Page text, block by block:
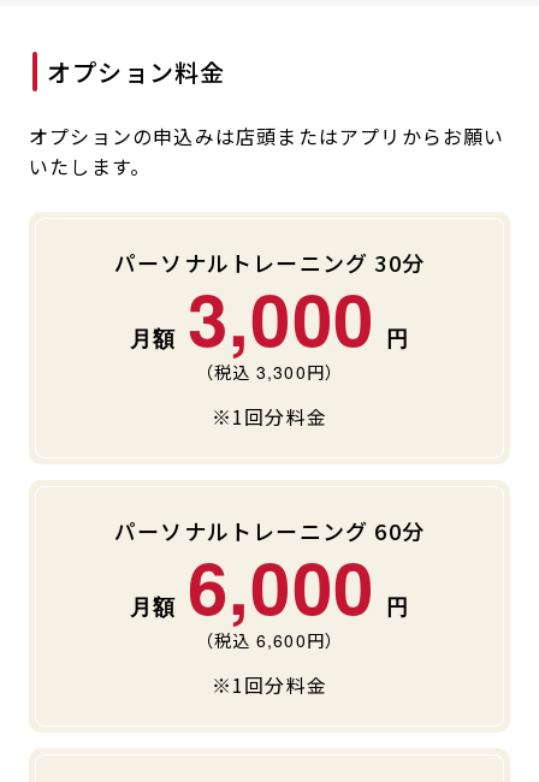
オプション料金
オプションの申込みは店頭またはアプリからお願い
いたします。
パーソナルトレーニング 30分
3,000
（税込 3,300円）
※1回分料金
パーソナルトレーニング 60分
6,000
（税込 6,600円）
※1回分料金